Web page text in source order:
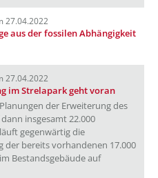
27.04.2022
aus der fossilen Abhängigkeit
27.04.2022
im Strelapark geht voran
der Erweiterung des
insgesamt 22.000
gegenwärtig die
der bereits vorhandenen 17.000
Bestandsgebäude auf